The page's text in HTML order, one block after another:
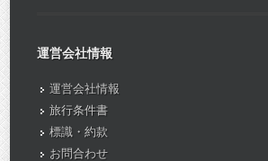
運営会社情報
運営会社情報
旅行条件書
標識・約款
お問合わせ